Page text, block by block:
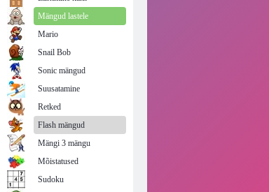
Mängud lastele
Mario
Snail Bob
Sonic mängud
Suusatamine
Retked
Flash mängud
Mängi 3 mängu
Mõistatused
Sudoku